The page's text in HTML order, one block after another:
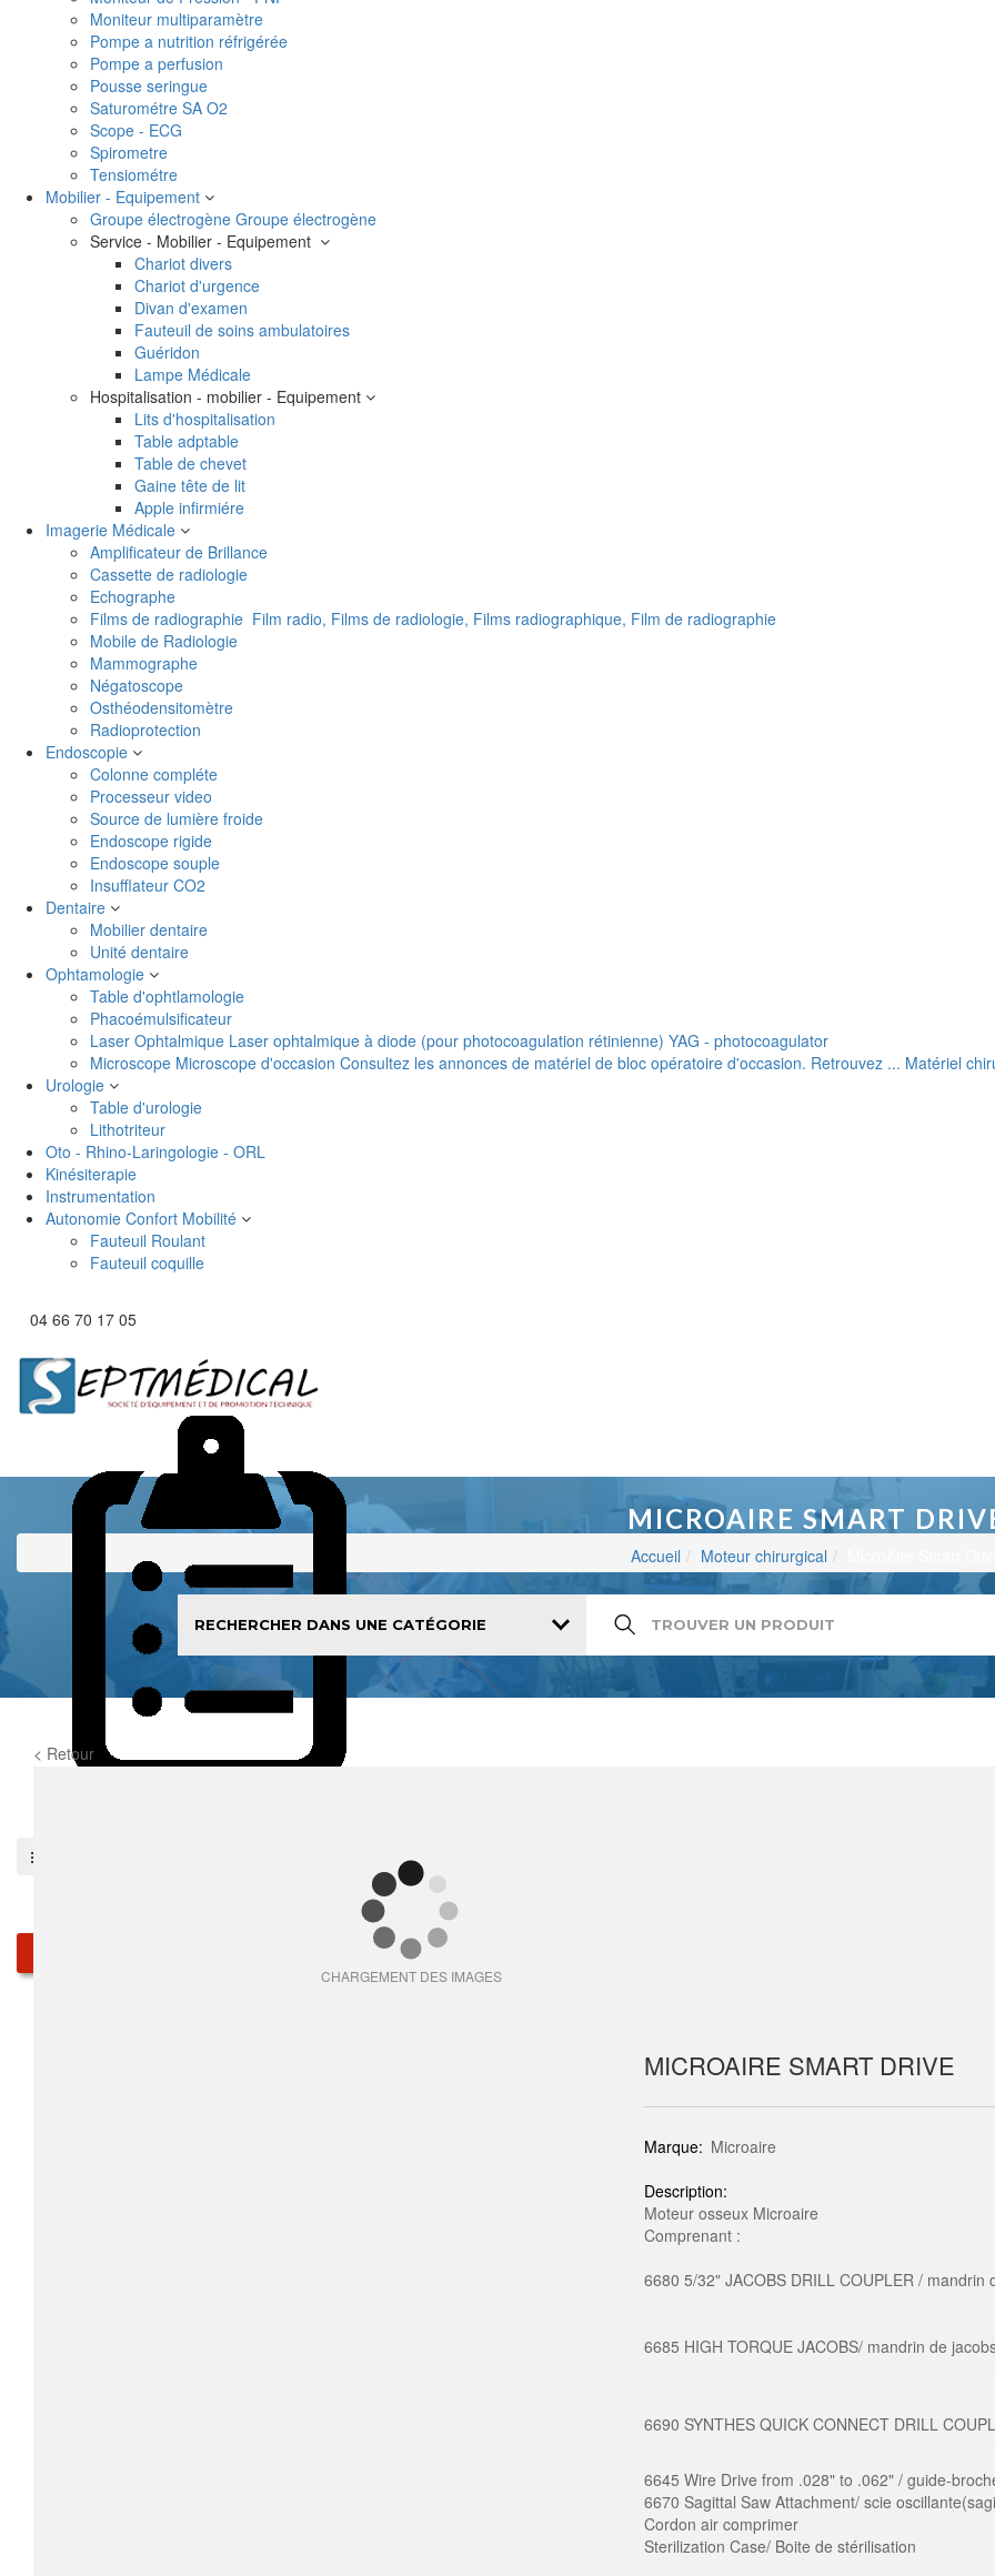
Moniteur multiparamètre
Pompe a nutrition réfrigérée
Pompe a perfusion
Pousse seringue
Saturométre SA O2
Scope - ECG
Spirometre
Tensiométre
Mobilier - Equipement
Groupe électrogène Groupe électrogène
Service - Mobilier - Equipement
Chariot divers
Chariot d'urgence
Divan d'examen
Fauteuil de soins ambulatoires
Guéridon
Lampe Médicale
Hospitalisation - mobilier - Equipement
Lits d'hospitalisation
Table adptable
Table de chevet
Gaine tête de lit
Apple infirmiére
Imagerie Médicale
Amplificateur de Brillance
Cassette de radiologie
Echographe
Films de radiographie Film radio, Films de radiologie, Films radiographique, Film de radiographie
Mobile de Radiologie
Mammographe
Négatoscope
Osthéodensitomètre
Radioprotection
Endoscopie
Colonne compléte
Processeur video
Source de lumière froide
Endoscope rigide
Endoscope souple
Insufflateur CO2
Dentaire
Mobilier dentaire
Unité dentaire
Ophtamologie
Table d'ophtlamologie
Phacoémulsificateur
Laser Ophtalmique Laser ophtalmique à diode (pour photocoagulation rétinienne) YAG - photocoagulator
Microscope Microscope d'occasion Consultez les annonces de matériel de bloc opératoire d'occasion. Retrouvez ... Matériel
Urologie
Table d'urologie
Lithotriteur
Oto - Rhino-Laringologie - ORL
Kinésiterapie
Instrumentation
Autonomie Confort Mobilité
Fauteuil Roulant
Fauteuil coquille
04 66 70 17 05
MICROAIRE SMART
Accueil Moteur chirurgical
< Retour
CHARGEMENT DES IMAGES
MICROAIRE SMART DRIVE
Marque: Microaire
Description:
Moteur osseux Microaire
Comprenant :
6680 5/32" JACOBS DRILL COUPLER / mandrin
6685 HIGH TORQUE JACOBS/ mandrin de
6690 SYNTHES QUICK CONNECT DRILL
6645 Wire Drive from .028" to .062" / guide-
6670 Sagittal Saw Attachment/ scie
Cordon air comprimer
Sterilization Case/ Boite de stérilisation